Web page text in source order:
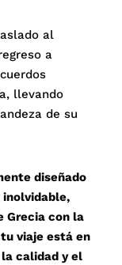
al
a
llevando
de su
diseñado
Grecia con la
viaje está en
calidad y el